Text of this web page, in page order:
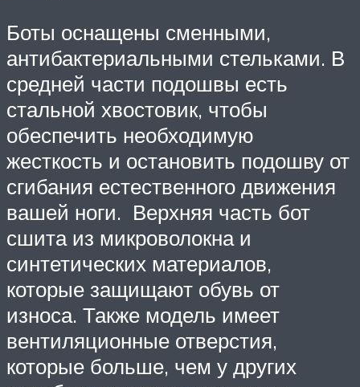
Боты оснащены сменными,
антибактериальными стельками. В
средней части подошвы есть
стальной хвостовик, чтобы
обеспечить необходимую
жесткость и остановить подошву от
сгибания естественного движения
вашей ноги. Верхняя часть бот
сшита из микроволокна и
синтетических материалов,
которые защищают обувь от
износа. Также модель имеет
вентиляционные отверстия,
которые больше, чем у других